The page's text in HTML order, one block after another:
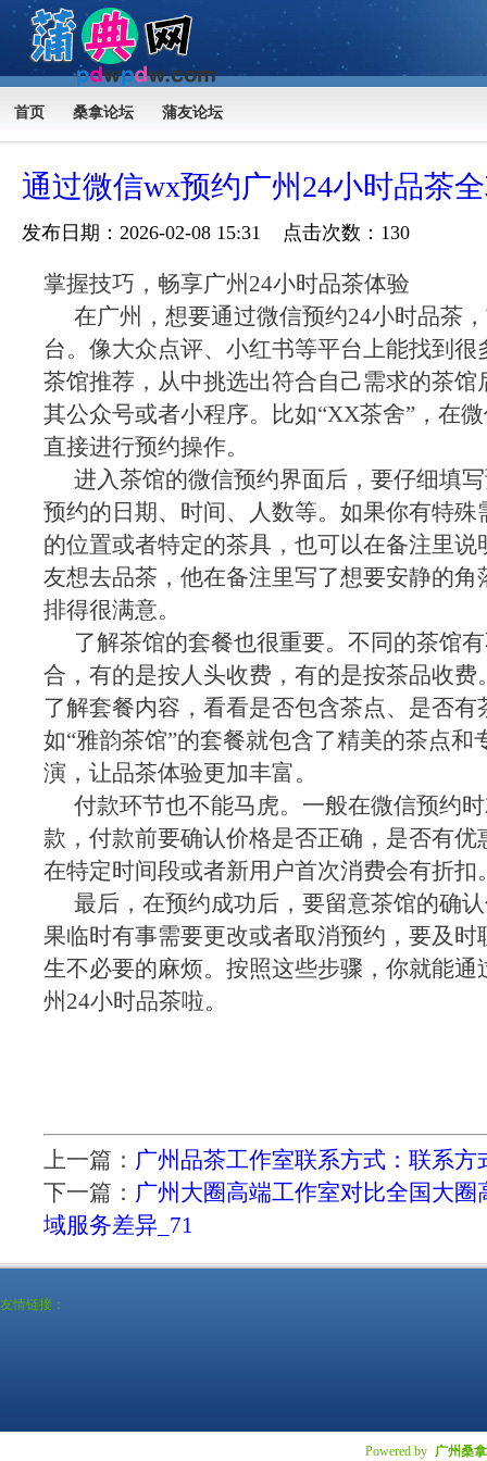
首页 桑拿论坛 蒲友论坛
通过微信wx预约广州24小时品茶
发布日期：2026-02-08 15:31 点击次数：130
掌握技巧，畅享广州24小时品茶体验
在广州，想要通过微信预约24小时品茶
台。像大众点评、小红书等平台上能找到很
茶馆推荐，从中挑选出符合自己需求的茶馆
其公众号或者小程序。比如“XX茶舍”，在
直接进行预约操作。
进入茶馆的微信预约界面后，要仔细填
预约的日期、时间、人数等。如果你有特殊
的位置或者特定的茶具，也可以在备注里说
友想去品茶，他在备注里写了想要安静的角
排得很满意。
了解茶馆的套餐也很重要。不同的茶馆
合，有的是按人头收费，有的是按茶品收费
了解套餐内容，看看是否包含茶点、是否有
如“雅韵茶馆”的套餐就包含了精美的茶点和
演，让品茶体验更加丰富。
付款环节也不能马虎。一般在微信预约
款，付款前要确认价格是否正确，是否有优
在特定时间段或者新用户首次消费会有折扣
最后，在预约成功后，要留意茶馆的确
果临时有事需要更改或者取消预约，要及时
生不必要的麻烦。按照这些步骤，你就能通
州24小时品茶啦。
上一篇： 广州品茶工作室联系方式‌：联系方
下一篇： 广州大圈高端工作室对比全国大圈
域服务差异_71
友情链接：
Powered by 广州桑拿